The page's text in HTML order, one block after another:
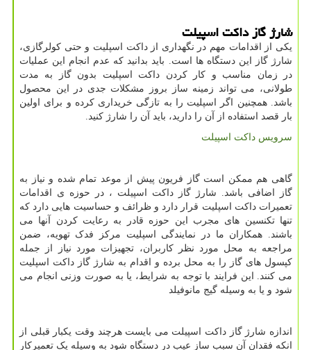
شارژ گاز داکت اسپیلت
یکی از اقدامات مهم در نگهداری از داکت اسپلیت و حتی کولرگازی،
شارژ گاز این دستگاه ها است. باید بدانید که عدم انجام این عملیات
در زمان مناسب و کار کردن داکت اسپلیت بدون گاز به مدت
طولانی، می تواند زمینه ساز بروز مشکلات جدی در این محصول
باشد. همچنین اگر اسپلیت را به تازگی خریداری کرده و برای اولین
بار قصد استفاده از آن را دارید، باید آن را شارژ کنید.
سرویس داکت اسپیلت
گاهی هم ممکن است گاز فریون پیش از موعد تمام شده و نیاز به
گاز اضافی باشد. شارژ گاز داکت اسپیلت ، در حوزه ی اقدامات
تعمیرات داکت اسپلیت قرار دارد و ظرائف و حساسیت هایی دارد که
تنها تکنسین های مجرب این حوزه قادر به رعایت کردن آنها می
باشند. همکاران ما در نمایندگی اسپلیت مرکز فدک تهویه، ضمن
مراجعه به محل مورد نظر کاربران، تجهیزات مورد نیاز از جمله
کپسول های گاز را به محل برده و اقدام به شارژ گاز داکت اسپلیت
می کنند. این فرایند با توجه به شرایط، یا به صورت وزنی انجام می
شود و یا به وسیله گیج مانوفیلد
اندازه شارژ گاز داکت اسپیلت می بایست هرچند وقت یکبار قبلی از
انکه فقدان آن سبب ساز عیب در دستگاه شود به وسیله یک تعمیرکار